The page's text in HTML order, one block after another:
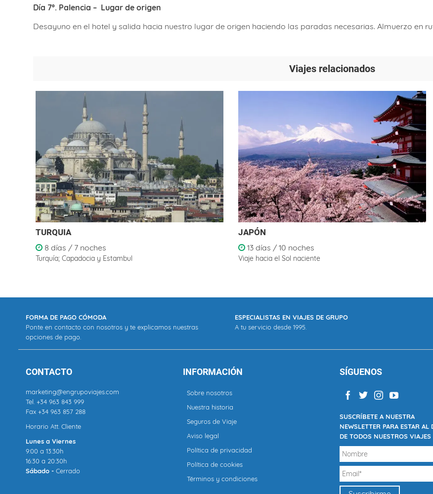
Día 7º. Palencia – Lugar de origen
Desayuno en el hotel y salida hacia nuestro lugar de origen haciendo las paradas necesarias. Almuerzo en
Viajes relacionados
TURQUIA
8 días / 7 noches
Turquía; Capadocia y Estambul
JAPÓN
13 días / 10 noches
Viaje hacia el Sol naciente
FORMA DE PAGO CÓMODA
Ponte en contacto con nosotros y te explicamos nuestras
opciones de pago.
ESPECIALISTAS EN VIAJES DE GRUPO
A tu servicio desde 1995.
CONTACTO
marketing@engrupoviajes.com
Tel. +34 963 843 999
Fax +34 963 857 288
Horario Att. Cliente
Lunes a Viernes
9:00 a 13:30h
16:30 a 20:30h
Sábado - Cerrado
INFORMACIÓN
Sobre nosotros
Nuestra historia
Seguros de Viaje
Aviso legal
Política de privacidad
Política de cookies
Términos y condiciones
SÍGUENOS
SUSCRÍBETE A NUESTRA
NEWSLETTER PARA ESTAR AL
DE TODOS NUESTROS VIAJES